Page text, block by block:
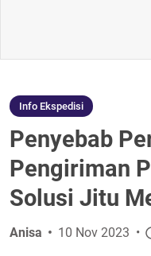
Info Ekspedisi
Penyebab
Pengiriman
Solusi Jitu
Anisa 10 Nov 2023